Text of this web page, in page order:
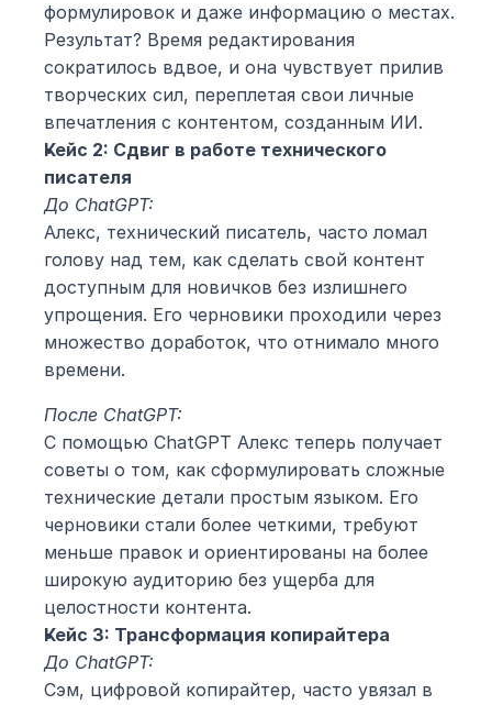
формулировок и даже информацию о местах.
Результат? Время редактирования
сократилось вдвое, и она чувствует прилив
творческих сил, переплетая свои личные
впечатления с контентом, созданным ИИ.
Кейс 2: Сдвиг в работе технического
писателя
До ChatGPT:
Алекс, технический писатель, часто ломал
голову над тем, как сделать свой контент
доступным для новичков без излишнего
упрощения. Его черновики проходили через
множество доработок, что отнимало много
времени.
После ChatGPT:
С помощью ChatGPT Алекс теперь получает
советы о том, как сформулировать сложные
технические детали простым языком. Его
черновики стали более четкими, требуют
меньше правок и ориентированы на более
широкую аудиторию без ущерба для
целостности контента.
Кейс 3: Трансформация копирайтера
До ChatGPT:
Сэм, цифровой копирайтер, часто увязал в